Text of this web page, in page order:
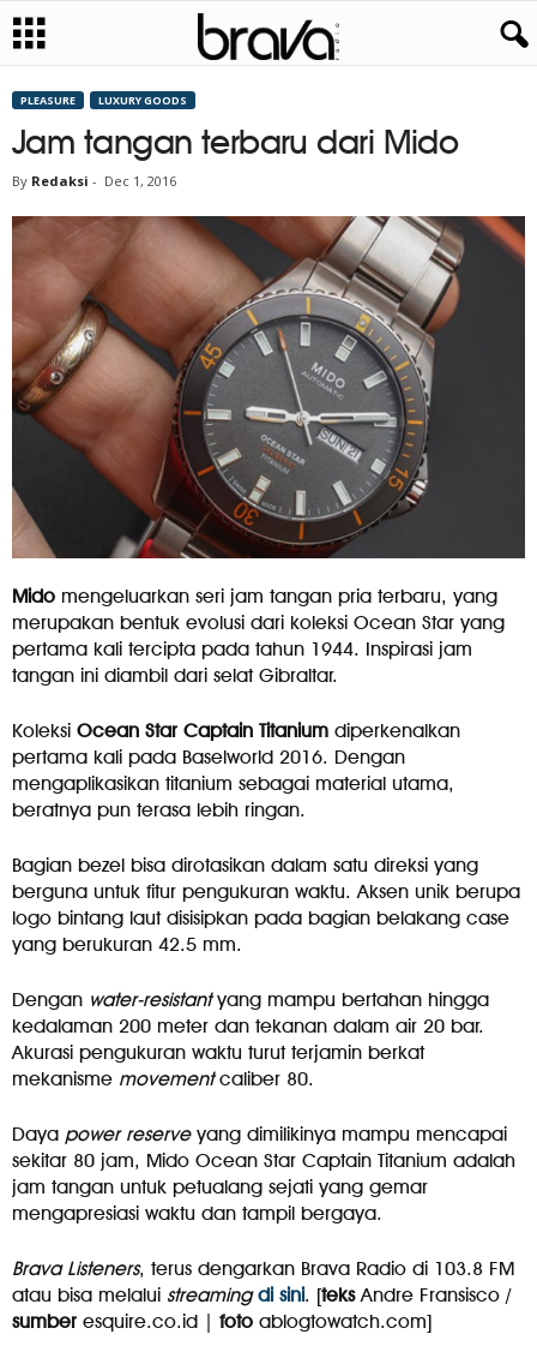
PLEASURE LUXURY GOODS
Jam tangan terbaru dari Mido
By Redaksi - Dec 1, 2016
Mido mengeluarkan seri jam tangan pria terbaru, yang
merupakan bentuk evolusi dari koleksi Ocean Star yang
pertama kali tercipta pada tahun 1944. Inspirasi jam
tangan ini diambil dari selat Gibraltar.
Koleksi Ocean Star Captain Titanium diperkenalkan
pertama kali pada Baselworld 2016. Dengan
mengaplikasikan titanium sebagai material utama,
beratnya pun terasa lebih ringan.
Bagian bezel bisa dirotasikan dalam satu direksi yang
berguna untuk fitur pengukuran waktu. Aksen unik berupa
logo bintang laut disisipkan pada bagian belakang case
yang berukuran 42.5 mm.
Dengan water-resistantyang mampu bertahan hingga
kedalaman 200 meter dan tekanan dalam air 20 bar.
Akurasi pengukuran waktu turut terjamin berkat
mekanisme movementcaliber 80.
Daya power reserveyang dimilikinya mampu mencapai
sekitar 80 jam, Mido Ocean Star Captain Titanium adalah
jam tangan untuk petualang sejati yang gemar
mengapresiasi waktu dan tampil bergaya.
Brava Listeners, terus dengarkan Brava Radio di 103.8 FM
atau bisa melalui streaming di sini. [teksAndre Fransisco /
sumber esquire.co.id | foto ablogtowatch.com]